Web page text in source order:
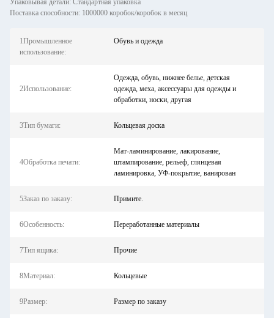
Упаковывая детали: Стандартная упаковка
Поставка способности: 1000000 коробок/коробок в месяц
1Промышленное
использование:
Обувь и одежда
2Использование:
Одежда, обувь, нижнее белье, детская
одежда, меха, аксессуары для одежды и
обработки, носки, другая
3Тип бумаги: Кольцевая доска
4Обработка печати:
Мат-ламинирование, лакирование,
штампирование, рельеф, глянцевая
ламинировка, УФ-покрытие, ванирован
5Заказ по заказу: Примите.
6Особенность: Переработанные материалы
7Тип ящика: Прочие
8Материал: Кольцевые
9Размер: Размер по заказу